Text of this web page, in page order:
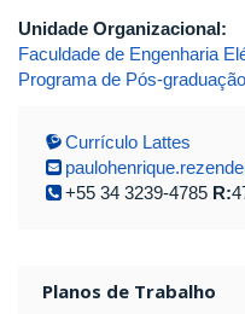
Unidade Organizacional:
Faculdade de Engenharia
Programa de Pós-
Currículo Lattes
+55 34 3239-4785 R:
Planos de Trabalho